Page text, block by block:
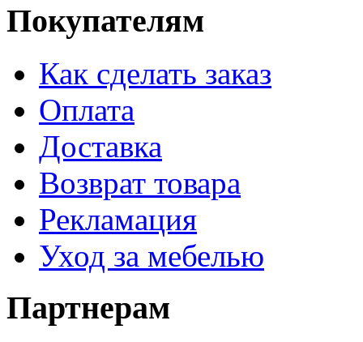
Покупателям
Как сделать заказ
Оплата
Доставка
Возврат товара
Рекламация
Уход за мебелью
Партнерам